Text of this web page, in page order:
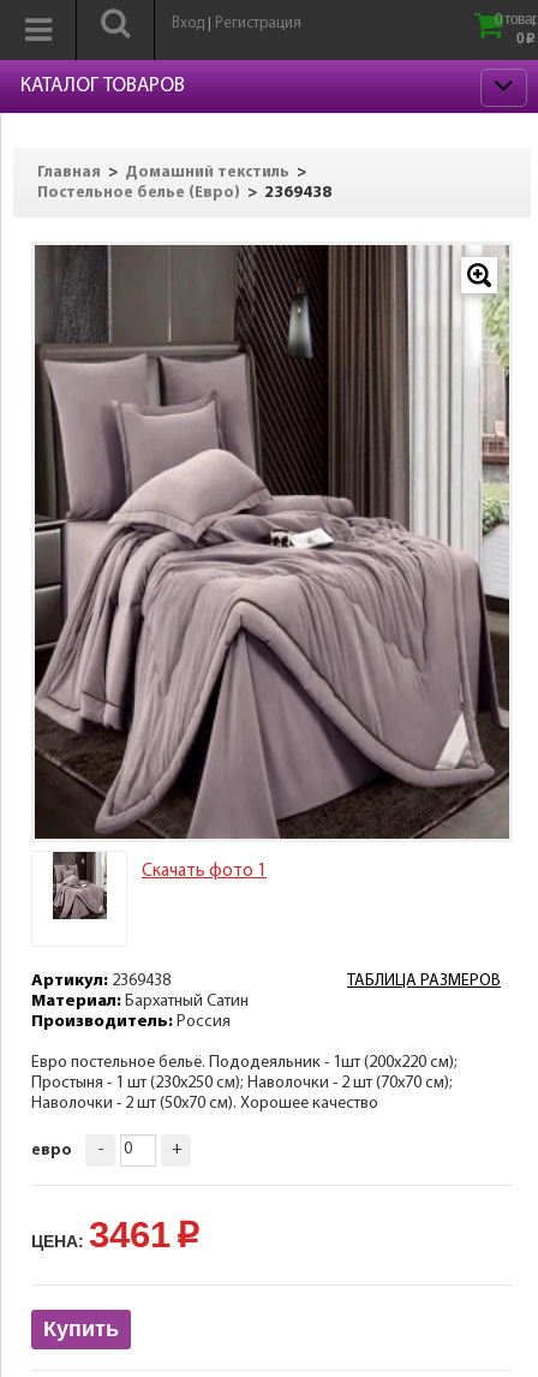
Вход Регистрация
0
0 p
КАТАЛОГ ТОВАРОВ
Главная > Домашний текстиль >
Постельное белье (Евро) > 2369438
Скачать фото 1
ТАБЛИЦА РАЗМЕРОВ
Артикул: 2369438
Материал: Бархатный Сатин
Производитель: Россия
Евро постельное бельё. Пододеяльник - 1шт (200х220 см);
Простыня - 1 шт (230х250 см); Наволочки - 2 шт (70х70 см);
Наволочки - 2 шт (50х70 см). Хорошее качество
евро - +
ЦЕНА: 3461 p
Купить